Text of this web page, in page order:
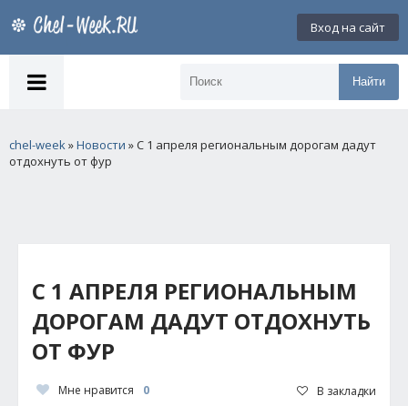
Вход на сайт
Найти
chel-week»Новости » С 1 апреля региональным дорогам дадут
отдохнуть от фур
С 1 АПРЕЛЯ РЕГИОНАЛЬНЫМ
ДОРОГАМ ДАДУТ ОТДОХНУТЬ
ОТ ФУР
Мне нравится 0 В закладки